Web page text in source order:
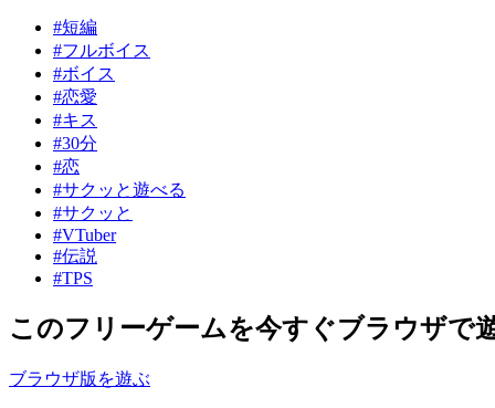
#短編
#フルボイス
#ボイス
#恋愛
#キス
#30分
#恋
#サクッと遊べる
#サクッと
#VTuber
#伝説
#TPS
このフリーゲームを今すぐブラウザで
ブラウザ版を遊ぶ